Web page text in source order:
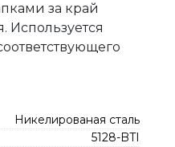
за край
Используется
Никелированая сталь
5128-BTI